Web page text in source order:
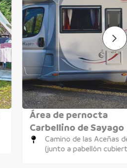
Área de pernocta
Carbellino de Sayago
Camino de las Aceñas
(junto a pabellón